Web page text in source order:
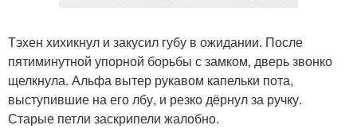
Тэхен хихикнул и закусил губу в ожидании. После
пятиминутной упорной борьбы с замком, дверь звонко
щелкнула. Альфа вытер рукавом капельки пота,
выступившие на его лбу, и резко дёрнул за ручку.
Старые петли заскрипели жалобно.